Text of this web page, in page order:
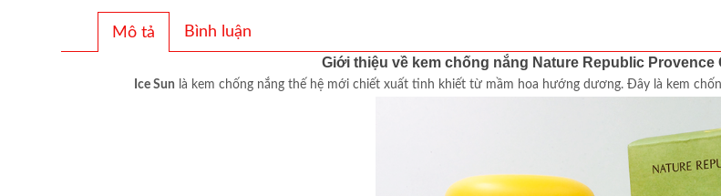
Mô tả Bình luận
Giới thiệu về kem chống nắng Nature Republic Provence
Ice Sun là kem chống nắng thế hệ mới chiết xuất tinh khiết từ mầm hoa hướng dương. Đây là kem